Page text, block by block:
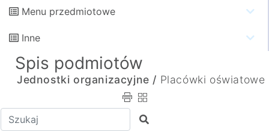
Menu przedmiotowe
Inne
Spis podmiotów
Jednostki organizacyjne / Placówki oświatowe
Wpisz tekst do wyszukania Szukaj